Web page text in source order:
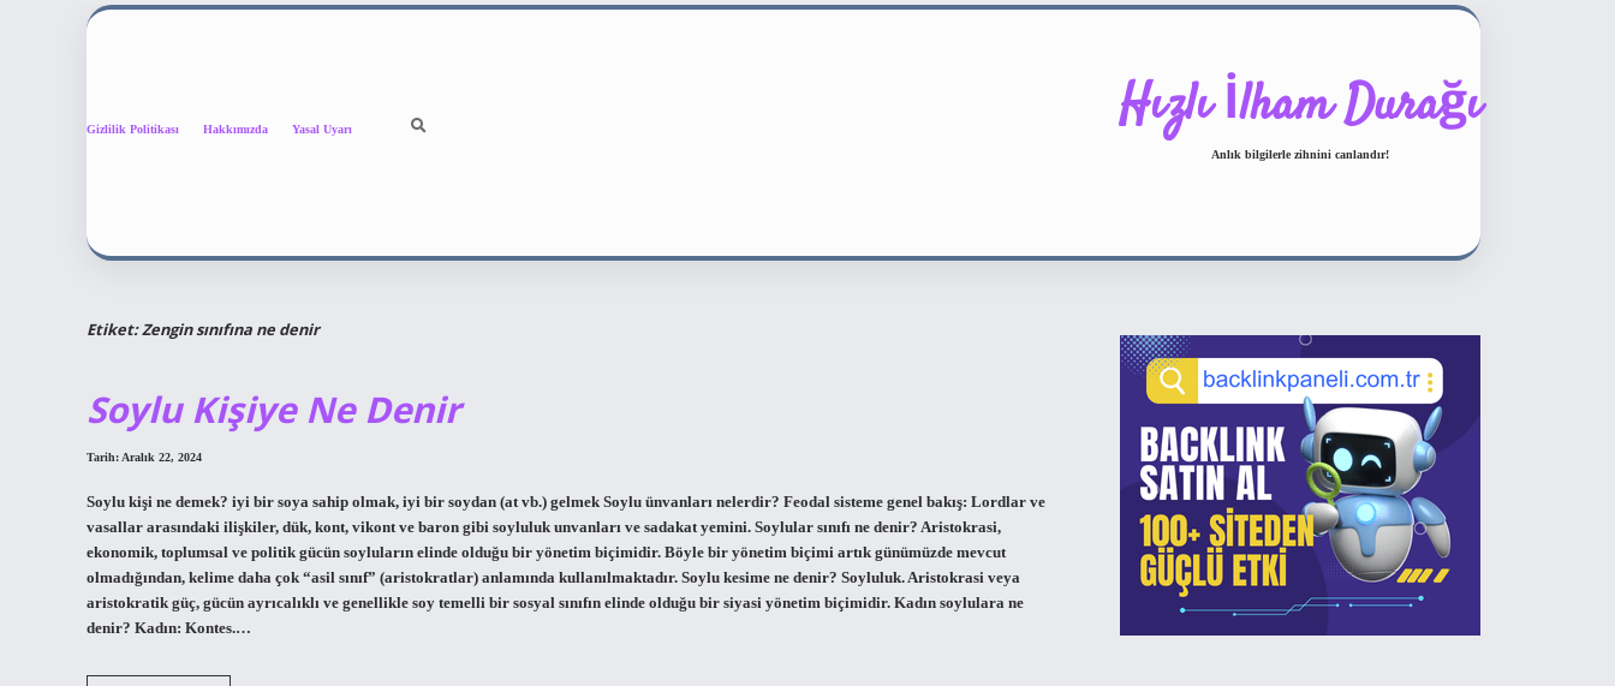
Gizlilik Politikası Hakkımızda Yasal Uyarı Hızlı İlham Durağı
Anlık bilgilerle zihnini canlandır!
Etiket:Zengin sınıfına ne denir
Soylu Kişiye Ne Denir
Tarih: Aralık 22, 2024
Soylu kişi ne demek? iyi bir soya sahip olmak, iyi bir soydan (at vb.) gelmek Soylu ünvanları nelerdir? Feodal sisteme genel bakış: Lordlar ve
vasallar arasındaki ilişkiler, dük, kont, vikont ve baron gibi soyluluk unvanları ve sadakat yemini. Soylular sınıfı ne denir? Aristokrasi,
ekonomik, toplumsal ve politik gücün soyluların elinde olduğu bir yönetim biçimidir. Böyle bir yönetim biçimi artık günümüzde mevcut
olmadığından, kelime daha çok “asil sınıf” (aristokratlar) anlamında kullanılmaktadır. Soylu kesime ne denir? Soyluluk. Aristokrasi veya
aristokratik güç, gücün ayrıcalıklı ve genellikle soy temelli bir sosyal sınıfın elinde olduğu bir siyasi yönetim biçimidir. Kadın soylulara ne
denir? Kadın: Kontes.…